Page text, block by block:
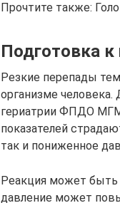
Прочтите также:
Подготовка
Резкие перепады
организме
гериатрии ФПДО
показателей
так и пониженное
Реакция может быть
давление может